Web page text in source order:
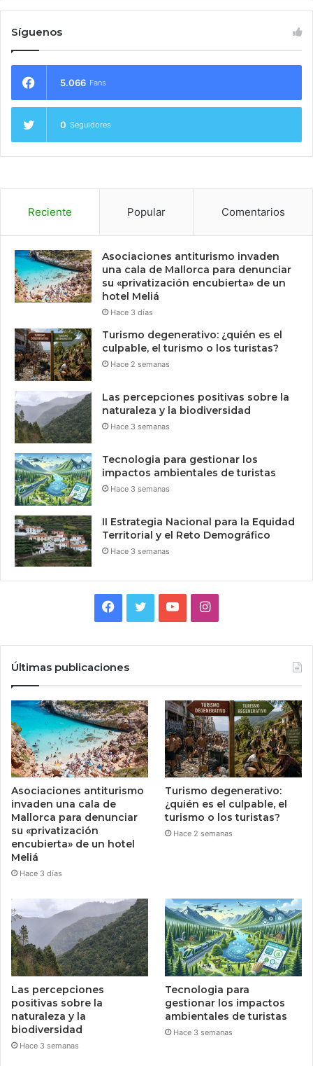
Síguenos
5.066 Fans
0 Seguidores
Reciente Popular Comentarios
Asociaciones antiturismo invaden
una cala de Mallorca para denunciar
su «privatización encubierta» de un
hotel Meliá
Hace 3 días
Turismo degenerativo: ¿quién es el
culpable, el turismo o los turistas?
Hace 2 semanas
Las percepciones positivas sobre la
naturaleza y la biodiversidad
Hace 3 semanas
Tecnologia para gestionar los
impactos ambientales de turistas
Hace 3 semanas
II Estrategia Nacional para la Equidad
Territorial y el Reto Demográfico
Hace 3 semanas
Facebook
TwitterYouTubeInstagram
Últimas publicaciones
Asociaciones antiturismo
invaden una cala de
Mallorca para denunciar
su «privatización
encubierta» de un hotel
Meliá
Hace 3 días
Turismo degenerativo:
¿quién es el culpable, el
turismo o los turistas?
Hace 2 semanas
Las percepciones
positivas sobre la
naturaleza y la
biodiversidad
Hace 3 semanas
Tecnologia para
gestionar los impactos
ambientales de turistas
Hace 3 semanas